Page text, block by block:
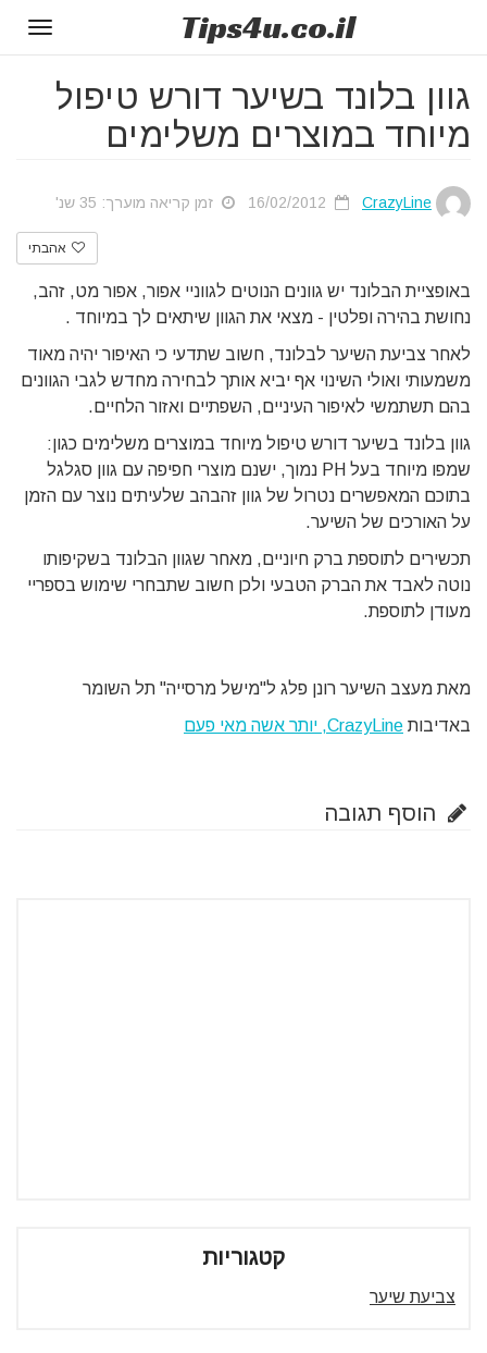
Tips4u.co.il
גוון בלונד בשיער דורש טיפול
מיוחד במוצרים משלימים
CrazyLine זמן קריאה מוערך: 35 שנ'
אהבתי
באופציית הבלונד יש גוונים הנוטים לגווניי אפור, אפור מט, זהב,
נחושת בהירה ופלטין - מצאי את הגוון שיתאים לך במיוחד .
לאחר צביעת השיער לבלונד, חשוב שתדעי כי האיפור יהיה מאוד
משמעותי ואולי השינוי אף יביא אותך לבחירה מחדש לגבי הגוונים
בהם תשתמשי לאיפור העיניים, השפתיים ואזור הלחיים.
גוון בלונד בשיער דורש טיפול מיוחד במוצרים משלימים כגון:
שמפו מיוחד בעל PH נמוך, ישנם מוצרי חפיפה עם גוון סגלגל
בתוכם המאפשרים נטרול של גוון זהבהב שלעיתים נוצר עם הזמן
על האורכים של השיער.
תכשירים לתוספת ברק חיוניים, מאחר שגוון הבלונד בשקיפותו
נוטה לאבד את הברק הטבעי ולכן חשוב שתבחרי שימוש בספריי
מעודן לתוספת.
מאת מעצב השיער רונן פלג ל"מישל מרסייה" תל השומר
באדיבות CrazyLine, יותר אשה מאי פעם
הוסף תגובה
קטגוריות
צביעת שיער